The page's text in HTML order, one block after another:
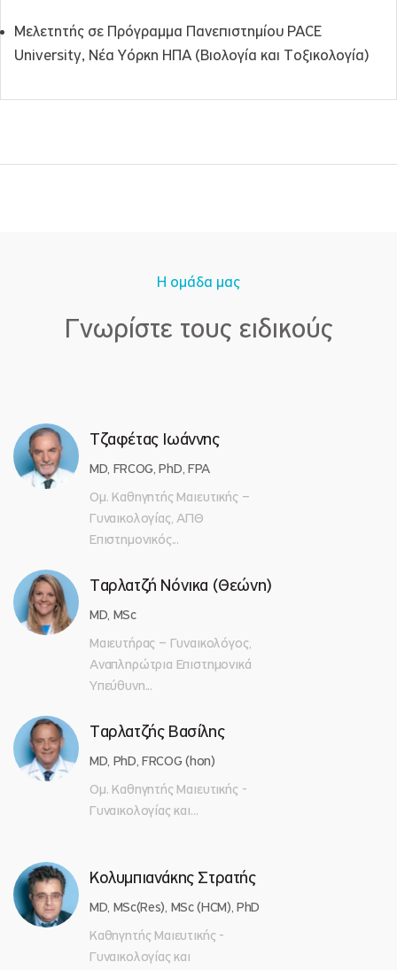
Μελετητής σε Πρόγραμμα Πανεπιστημίου PACE
University, Νέα Υόρκη ΗΠΑ (Βιολογία και Τοξικολογία)
Η ομάδα μας
Γνωρίστε τους ειδικούς
Τζαφέτας Ιωάννης
MD, FRCOG, PhD, FPA
Ομ. Καθηγητής Μαιευτικής –
Γυναικολογίας, ΑΠΘ
Επιστημονικός...
Ταρλατζή Νόνικα (Θεώνη)
MD, MSc
Μαιευτήρας – Γυναικολόγος,
Αναπληρώτρια Επιστημονικά
Υπεύθυνη...
Ταρλατζής Βασίλης
MD, PhD, FRCOG (hon)
Ομ. Καθηγητής Μαιευτικής -
Γυναικολογίας και...
Κολυμπιανάκης Στρατής
MD, MSc(Res), MSc (HCM), PhD
Καθηγητής Μαιευτικής -
Γυναικολογίας και